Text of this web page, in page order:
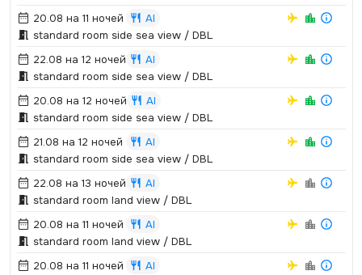
20.08 на 11 ночей
AI
standard room side sea view / DBL
22.08 на 12 ночей
AI
standard room side sea view / DBL
20.08 на 12 ночей
AI
standard room side sea view / DBL
21.08 на 12 ночей
AI
standard room side sea view / DBL
22.08 на 13 ночей
AI
standard room land view / DBL
20.08 на 11 ночей
AI
standard room land view / DBL
20.08 на 11 ночей
AI